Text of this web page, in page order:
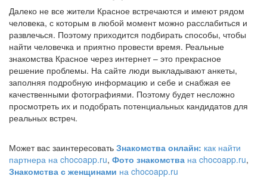
Далеко не все жители Красное встречаются и имеют рядом
человека, с которым в любой момент можно расслабиться и
развлечься. Поэтому приходится подбирать способы, чтобы
найти человечка и приятно провести время. Реальные
знакомства Красное через интернет – это прекрасное
решение проблемы. На сайте люди выкладывают анкеты,
заполняя подробную информацию и себе и снабжая ее
качественными фотографиями. Поэтому будет несложно
просмотреть их и подобрать потенциальных кандидатов для
реальных встреч.
Может вас заинтересовать Знакомства онлайн: как найти
партнера на chocoapp.ru, Фото знакомства на chocoapp.ru,
Знакомства с женщинами на chocoapp.ru